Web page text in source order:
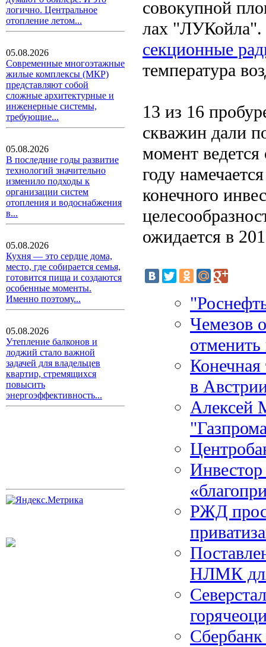
логично. Центральное
отопление летом...
05.08.2026
Современные многоэтажные
жилые комплексы (МКР)
представляют собой
сложные архитектурные и
инженерные системы,
требующие...
05.08.2026
В последние годы развитие
технологий значительно
изменило подходы к
организации систем
отопления и водоснабжения
в...
05.08.2026
Кухня — это сердце дома,
место, где собирается семья,
готовится пища и создаются
особенные моменты.
Именно поэтому...
05.08.2026
Утепление балконов и
лоджий стало важной
задачей для владельцев
квартир, стремящихся
повысить
энергоэффективность...
совокупной
лах "ЛУКойла".
секционные
температура
13 из 16
скважин дали
момент
году
конечного
ожидается в
Чемезов
в
Алексей
РЖД
НЛМК